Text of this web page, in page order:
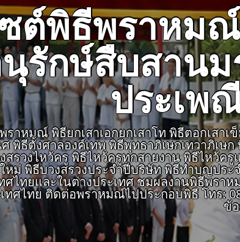
ซต์พิธีพราห
รักษ์สืบสาน
ประเพ
ราหมณ์ พิธียกเสาเอกยกเสาโท พิธีตอกเสา
พิธีตั้งศาลองค์เทพ พิธีพุทธาภิเษกเทวาภิเษ
รวงไหว้ครู พิธีไหว้ครูทุกสายงาน พิธีไหว้ค
หม่ พิธีบวงสรวงประจำปีบริษัท พิธีทำบุญป
ศไทยและในต่างประเทศ ชมผลงานพิธีพร
ศไทย ติดต่อพราหมณ์ไปประกอบพิธี โทร:
ข้